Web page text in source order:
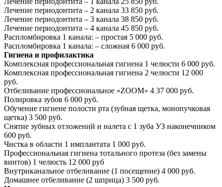
Лечение периодонтита – 2 канала 33 850 руб.
Лечение периодонтита – 3 канала 38 850 руб.
Лечение периодонтита – 4 канала 45 850 руб.
Распломбировка 1 канала: – простая 5 000 руб.
Распломбировка 1 канала: – сложная 6 000 руб.
Гигиена и профилактика
Комплексная профессиональная гигиена 1 челюсти 6 000 руб.
Комплексная профессиональная гигиена 2 челюсти 12 000
руб.
Отбеливание профессиональное «ZOOM» 4 37 000 руб.
Полировка зубов 6 000 руб.
Обучение гигиене полости рта (зубная щетка, монопучковая
щетка) 3 500 руб.
Снятие зубных отложений и налета с 1 зуба УЗ наконечником
600 руб.
Чистка в области 1 имплантата 1 000 руб.
Профессиональная гигиена тотального протеза (без замены
винтов) 1 челюсть 12 000 руб
Внутриканальное отбеливание (1 посещение) 4 000 руб.
Домашнее отбеливание (2 шприца) 3 500 руб.